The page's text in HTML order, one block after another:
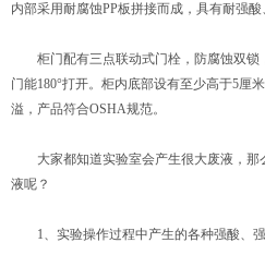
内部采用耐腐蚀PP板拼接而成，具有耐强酸
柜门配有三点联动式门栓，防腐蚀双锁
门能180°打开。柜内底部设有至少高于5厘
溢，产品符合OSHA规范。
大家都知道实验室会产生很大废液，那
液呢？
1、实验操作过程中产生的各种强酸、强